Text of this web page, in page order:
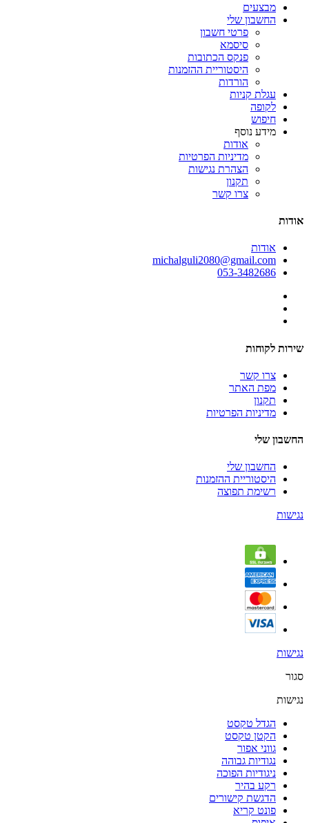
מבצעים
החשבון שלי
פרטי חשבון
סיסמא
פנקס הכתובות
היסטוריית ההזמנות
הורדות
עגלת קניות
לקופה
חיפוש
מידע נוסף
אודות
מדיניות הפרטיות
הצהרת נגישות
תקנון
צרו קשר
אודות
אודות
michalguli2080@gmail.com
053-3482686
שירות לקוחות
צרו קשר
מפת האתר
תקנון
מדיניות הפרטיות
החשבון שלי
החשבון שלי
היסטוריית ההזמנות
רשימת תפוצה
נגישות
נגישות
סגור
נגישות
הגדל טקסט
הקטן טקסט
גווני אפור
נגודיות גבוהה
ניגודיות הפוכה
רקע בהיר
הדגשת קישורים
פונט קריא